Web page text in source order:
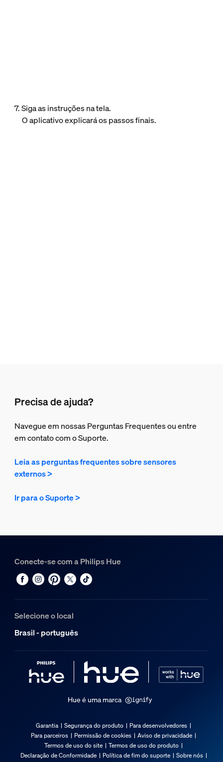
7. Siga as instruções na tela.
O aplicativo explicará os passos finais.
Precisa de ajuda?
Navegue em nossas Perguntas Frequentes ou entre
em contato com o Suporte.
Leia as perguntas frequentes sobre sensores
externos >
Ir para o Suporte >
Conecte-se com a Philips Hue
Selecione o local
Brasil - português
Hue é uma marca
Garantia Segurança do produto
Para desenvolvedores
Para parceiros
Permissão de cookies
Aviso de privacidade
Termos de uso do site
Termos de uso do produto
Declaração de Conformidade
Política de fim do suporte
Sobre nós